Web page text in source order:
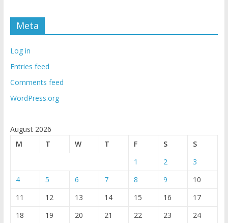
Meta
Log in
Entries feed
Comments feed
WordPress.org
August 2026
M
T W T F S
S
1
2
3
4
5 6 7 8 9
10
11
12 13 14 15 16
17
18
19 20 21 22 23 24